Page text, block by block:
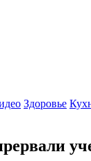
Здоровье